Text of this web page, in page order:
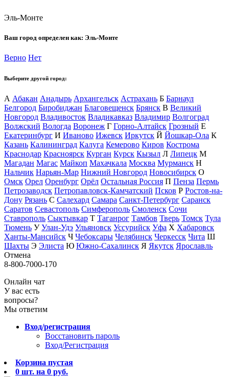
Эль-Монте
Ваш город определен как: Эль-Монте
Верно Нет
Выберите другой город:
А Абакан Анадырь Архангельск Астрахань Б Барнаул
Белгород Биробиджан Благовещенск Брянск В Великий
Новгород Владивосток Владикавказ Владимир Волгоград
Волжский Вологда Воронеж Г Горно-Алтайск Грозный Е
Екатеринбург И Иваново Ижевск Иркутск Й Йошкар-Ола К
Казань Калининград Калуга Кемерово Киров Кострома
Краснодар Красноярск Курган Курск Кызыл Л Липецк М
Магадан Магас Майкоп Махачкала Москва Мурманск Н
Нальчик Нарьян-Мар Нижний Новгород Новосибирск О
Омск Орел Оренбург Орёл Остальная Россия П Пенза Пермь
Петрозаводск Петропавловск-Камчатский Псков Р Ростов-на-
Дону Рязань С Салехард Самара Санкт-Петербург Саранск
Саратов Севастополь Симферополь Смоленск Сочи
Ставрополь Сыктывкар Т Таганрог Тамбов Тверь Томск Тула
Тюмень У Улан-Удэ Ульяновск Уссурийск Уфа Х Хабаровск
Ханты-Мансийск Ч Чебоксары Челябинск Черкесск Чита Ш
Шахты Э Элиста Ю Южно-Сахалинск Я Якутск Ярославль
Отмена
8-800-7000-170
Онлайн чат
У вас есть
вопросы?
Мы ответим
Вход/регистрация
Восстановить пароль
Вход/Регистрация
Корзина пустая
0 шт. на 0 руб.